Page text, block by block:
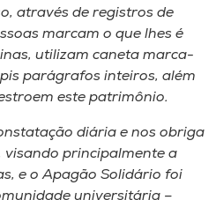
através de registros de
marcam o que lhes é
utilizam caneta marca-
parágrafos inteiros, além
este patrimônio.
diária e nos obriga
principalmente a
e o Apagão Solidário foi
universitária –